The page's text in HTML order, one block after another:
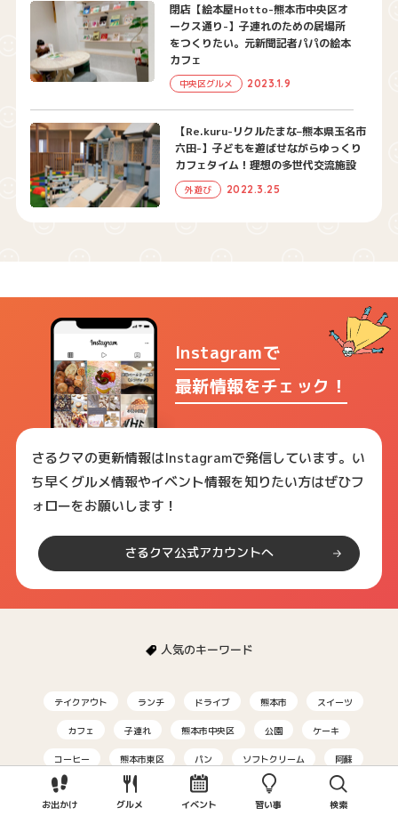
閉店【絵本屋Hotto-熊本市中央区オ
ークス通り-】子連れのための居場所
をつくりたい。元新聞記者パパの絵本
カフェ
中央区グルメ 2023.1.9
【Re.kuru-リクルたまな–熊本県玉名市
六田-】子どもを遊ばせながらゆっくり
カフェタイム！理想の多世代交流施設
外遊び 2022.3.25
Instagramで
最新情報をチェック！
さるクマの更新情報はInstagramで発信しています。い
ち早くグルメ情報やイベント情報を知りたい方はぜひフ
ォローをお願いします！
さるクマ公式アカウントへ
人気のキーワード
テイクアウト ランチ ドライブ 熊本市 スイーツ
カフェ 子連れ 熊本市中央区 公園 ケーキ
コーヒー 熊本市東区 パン ソフトクリーム 阿蘇
デザート お弁当 イベント 熊本市北区 唐揚げ
お出かけ グルメ イベント 習い事 検索